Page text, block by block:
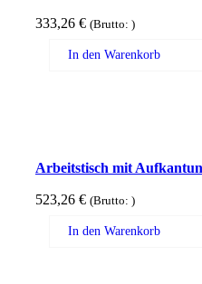
333,26 € (Brutto: )
In den Warenkorb
Arbeitstisch mit
523,26 € (Brutto: )
In den Warenkorb